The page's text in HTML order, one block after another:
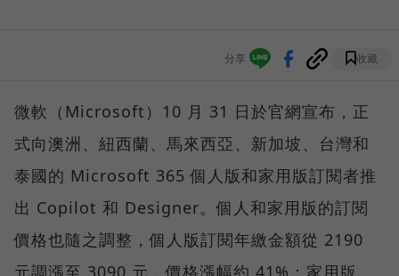
分享 收藏
微軟（Microsoft）10 月 31 日於官網宣布，正
式向澳洲、紐西蘭、馬來西亞、新加坡、台灣和
泰國的 Microsoft 365 個人版和家用版訂閱者推
出 Copilot 和 Designer。個人和家用版的訂閱
價格也隨之調整，個人版訂閱年繳金額從 2190
元調漲至 3090 元，價格漲幅約 41%；家用版